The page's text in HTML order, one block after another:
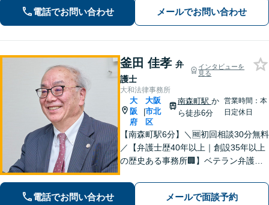
す。【離婚・男女問題】可能な限り早
期に問題を解決できるよう尽力いたし
電話でお問い合わせ メールでお問い合わせ
釜田 佳孝 弁
護士
インタビューを
見る
大和法律事務所
大
阪
府
|
大阪
市北
区
南森町駅 か
ら徒歩6分
営業時間：本
日定休日
【南森町駅6分】＼🆓初回相談30分無料
／【弁護士歴40年以上｜創設35年以上
の歴史ある事務所🏢】ベテラン弁護士
提供いたします。どのようなことで
も、お気軽にご相談ください【セミナ
電話でお問い合わせ メールで面談予約